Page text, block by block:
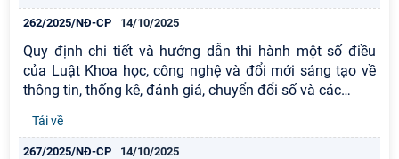
262/2025/NĐ-CP 14/10/2025
Quy định chi tiết và hướng dẫn thi hành một số điều
của Luật Khoa học, công nghệ và đổi mới sáng tạo về
thông tin, thống kê, đánh giá, chuyển đổi số và các…
Tải về
267/2025/NĐ-CP 14/10/2025